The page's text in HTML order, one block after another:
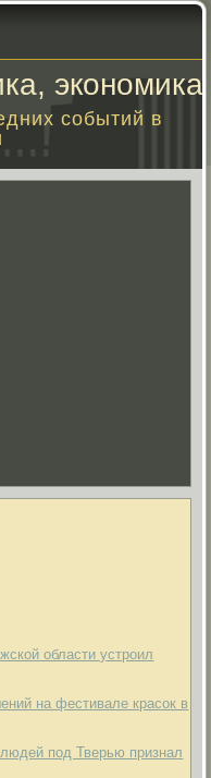
экономика
событий в
области устроил
на фестивале красок в
под Тверью признал